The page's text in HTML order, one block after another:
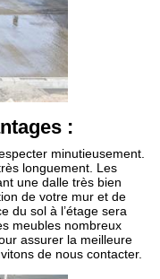
:
minutieusement.
longuement. Les
une dalle très bien
de votre mur et de
du sol à l’étage sera
meubles nombreux
assurer la meilleure
de nous contacter.